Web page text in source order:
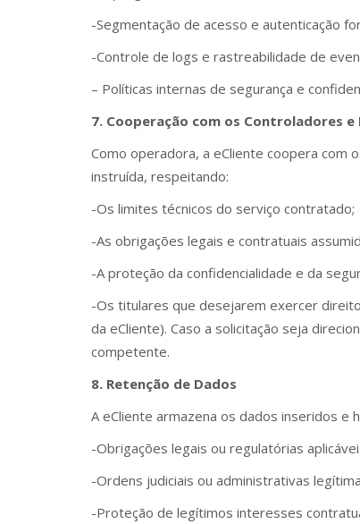
-Segmentação de acesso e autenticação
-Controle de logs e rastreabilidade de
– Políticas internas de segurança e
7. Cooperação com os Controladores
Como operadora, a eCliente coopera
instruída, respeitando:
-Os limites técnicos do serviço contratado;
-As obrigações legais e contratuais
-A proteção da confidencialidade e da
-Os titulares que desejarem exercer
da eCliente). Caso a solicitação seja
competente.
8. Retenção de Dados
A eCliente armazena os dados inseridos
-Obrigações legais ou regulatórias
-Ordens judiciais ou administrativas
-Proteção de legítimos interesses